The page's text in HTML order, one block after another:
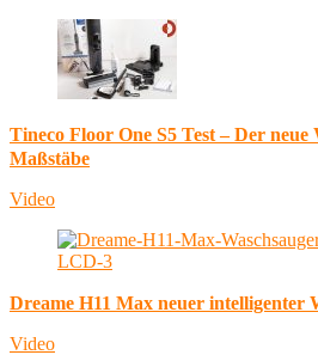
Tineco Floor One S5 Test – Der neue
Maßstäbe
Video
Dreame H11 Max neuer intelligenter
Video